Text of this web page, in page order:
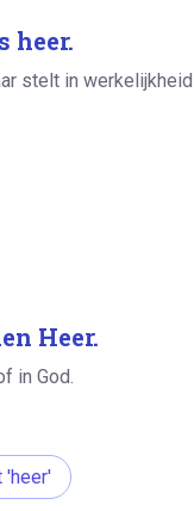
heer.
stelt in
Heer.
in God.
'heer'